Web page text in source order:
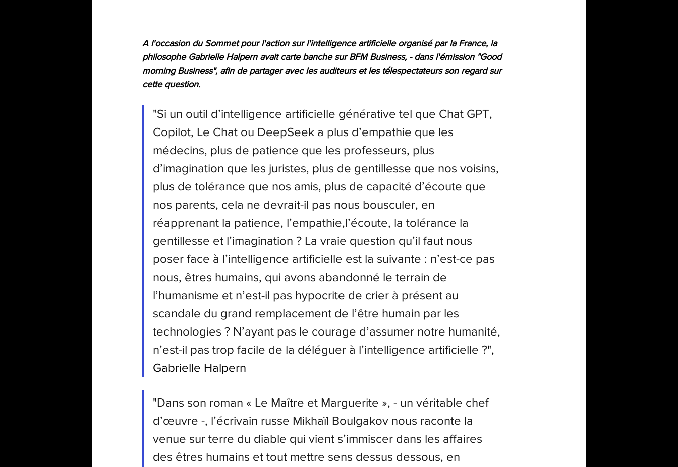
A l'occasion du Sommet pour l'action sur l'intelligence artificielle organisé par la France, la
philosophe Gabrielle Halpern avait carte banche sur BFM Business, - dans l'émission "Good
morning Business", afin de partager avec les auditeurs et les télespectateurs son regard sur
cette question.
"Si un outil d’intelligence artificielle générative tel que Chat GPT,
Copilot, Le Chat ou DeepSeek a plus d’empathie que les
médecins, plus de patience que les professeurs, plus
d’imagination que les juristes, plus de gentillesse que nos voisins,
plus de tolérance que nos amis, plus de capacité d’écoute que
nos parents, cela ne devrait-il pas nous bousculer, en
réapprenant la patience, l’empathie,l’écoute, la tolérance la
gentillesse et l’imagination ? La vraie question qu’il faut nous
poser face à l’intelligence artificielle est la suivante : n’est-ce pas
nous, êtres humains, qui avons abandonné le terrain de
l’humanisme et n’est-il pas hypocrite de crier à présent au
scandale du grand remplacement de l’être humain par les
technologies ? N’ayant pas le courage d’assumer notre humanité,
n’est-il pas trop facile de la déléguer à l’intelligence artificielle ?",
Gabrielle Halpern
"Dans son roman « Le Maître et Marguerite », - un véritable chef
d’œuvre -, l’écrivain russe Mikhaïl Boulgakov nous raconte la
venue sur terre du diable qui vient s’immiscer dans les affaires
des êtres humains et tout mettre sens dessus dessous, en